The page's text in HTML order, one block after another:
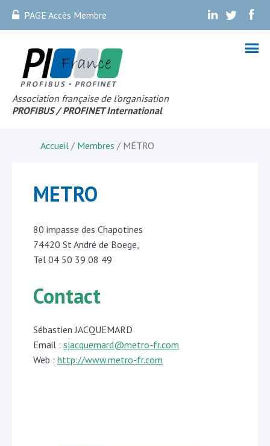
PAGE Accès Membre . . .
Association française de l’organisation
PROFIBUS / PROFINET International
Accueil / Membres / METRO
METRO
80 impasse des Chapotines
74420 St André de Boege,
Tel 04 50 39 08 49
Contact
Sébastien JACQUEMARD
Email : sjacquemard@metro-fr.com
Web : http://www.metro-fr.com